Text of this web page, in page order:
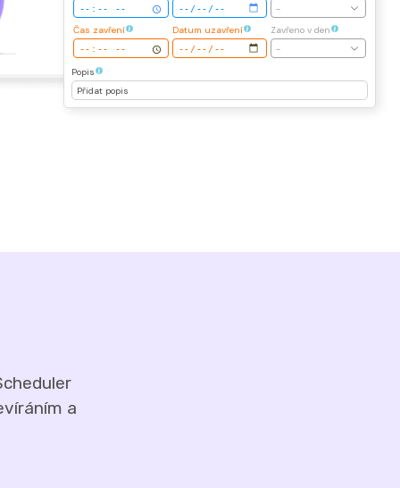
-
Čas zavření
Datum uzavření
Zavřeno v den
-
Popis
Přidat popis
a